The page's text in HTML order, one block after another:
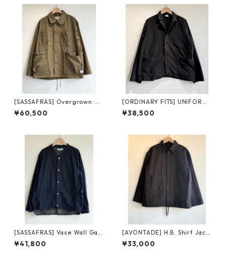
[SASSAFRAS] Overgrown W
arden Jacket Poplin ササフ
ラス オーバーグロウン ワーデ
¥60,500
[ORDINARY FITS] UNIFORM
JACKET UN005 オーディナリ
ーフィッツ ユニフォームジャ
¥38,500
[SASSAFRAS] Vase Wall Gar
dener Jacket 8oz military d
enim SF-262320 ササフラス
¥41,800
[AVONTADE] H.B. Shirt Jack
et VTD-0595-JK アボンター
ジ ヘリンボーン シャツ ジャケ
¥33,000